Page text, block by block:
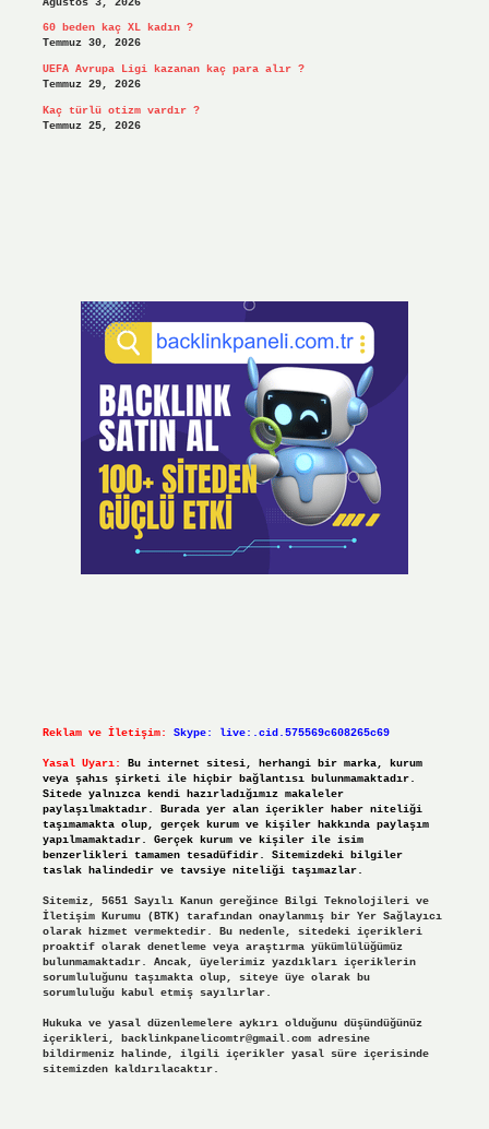
Ağustos 3, 2026
60 beden kaç XL kadın ?
Temmuz 30, 2026
UEFA Avrupa Ligi kazanan kaç para alır ?
Temmuz 29, 2026
Kaç türlü otizm vardır ?
Temmuz 25, 2026
Reklam ve İletişim: Skype: live:.cid.575569c608265c69
Yasal Uyarı:
Bu internet sitesi, herhangi bir marka, kurum
veya şahıs şirketi ile hiçbir bağlantısı bulunmamaktadır.
Sitede yalnızca kendi hazırladığımız makaleler
paylaşılmaktadır. Burada yer alan içerikler haber niteliği
taşımamakta olup, gerçek kurum ve kişiler hakkında paylaşım
yapılmamaktadır. Gerçek kurum ve kişiler ile isim
benzerlikleri tamamen tesadüfidir. Sitemizdeki bilgiler
taslak halindedir ve tavsiye niteliği taşımazlar.
Sitemiz, 5651 Sayılı Kanun gereğince Bilgi Teknolojileri ve
İletişim Kurumu (BTK) tarafından onaylanmış bir Yer Sağlayıcı
olarak hizmet vermektedir. Bu nedenle, sitedeki içerikleri
proaktif olarak denetleme veya araştırma yükümlülüğümüz
bulunmamaktadır. Ancak, üyelerimiz yazdıkları içeriklerin
sorumluluğunu taşımakta olup, siteye üye olarak bu
sorumluluğu kabul etmiş sayılırlar.
Hukuka ve yasal düzenlemelere aykırı olduğunu düşündüğünüz
içerikleri, backlinkpanelicomtr@gmail.comadresine
bildirmeniz halinde, ilgili içerikler yasal süre içerisinde
sitemizden kaldırılacaktır.